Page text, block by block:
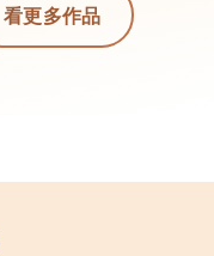
看更多作品